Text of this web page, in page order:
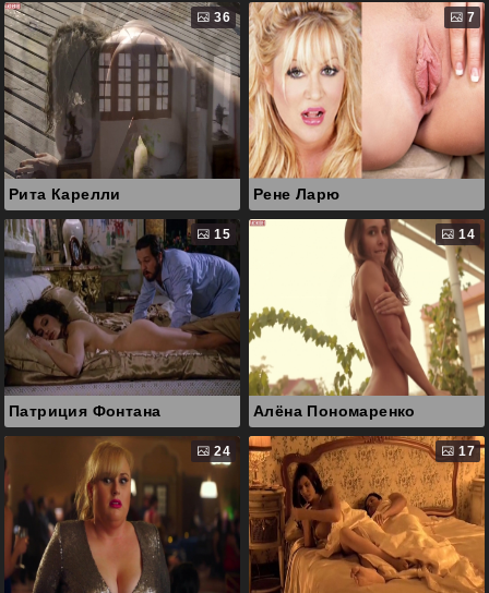
36
Рита Карелли
7
Рене Ларю
15
Патриция Фонтана
14
Алёна Пономаренко
24 17